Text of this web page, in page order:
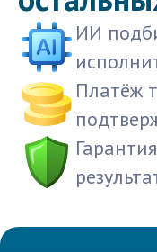
ИИ
Платёж